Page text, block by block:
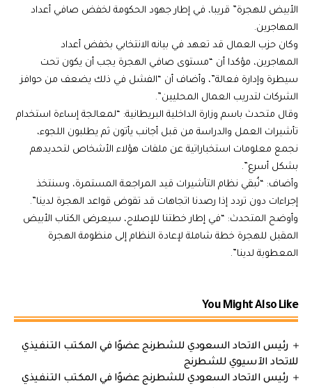
الأبيض للهجرة” قريبا، في إطار جهود الحكومة لخفض صافي أعداد
المهاجرين.
وكان حزب العمال قد تعهد في بيانه الانتخابي بخفض أعداد
المهاجرين، مؤكدا أن “مستوى صافي الهجرة يجب أن يكون تحت
سيطرة وإدارة فعالة”، وأضاف أن “الفشل في ذلك يضعف من حوافز
الشركات لتدريب العمال المحليين”.
وقال متحدث باسم وزارة الداخلية البريطانية: “لمعالجة إساءة استخدام
تأشيرات العمل والدراسة من قبل أجانب يأتون ثم يطلبون اللجوء،
نجمع معلومات استخباراتية عن ملفات هؤلاء الأشخاص لتحديدهم
بشكل أسرع”.
وأضاف: “نُبقي نظام التأشيرات قيد المراجعة المستمرة، وسنتخذ
إجراءات دون تردد إذا رصدنا اتجاهات قد تقوض قواعد الهجرة لدينا”.
وأوضح المتحدث: “في إطار خطتنا للإصلاح، سيعرض الكتاب الأبيض
المقبل للهجرة خطة شاملة لإعادة النظام إلى منظومة الهجرة
المعطوبة لدينا”.
You Might Also Like
رئيس الاتحاد السعودي للشطرنج عضوًا في المكتب التنفيذي
للاتحاد الآسيوي للشطرنج
رئيس الاتحاد السعودي للشطرنج عضوًا في المكتب التنفيذي